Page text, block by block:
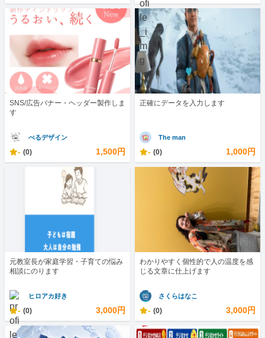
SNS/広告バナー・ヘッダー製作しま
す
べるデザイン
- (0) 1,500円
正確にデータを入力します
The man
- (0) 1,000円
元教室長が家庭学習・子育ての悩み
相談にのります
ヒロアカ好き
- (0) 3,000円
わかりやすく個性的で人の温度を感
じる文章に仕上げます
さくらはなこ
- (0) 3,000円